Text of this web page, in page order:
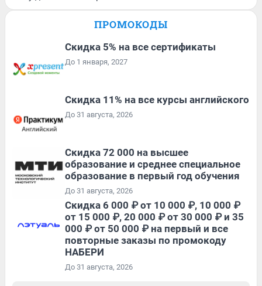
ПРОМОКОДЫ
Скидка 5% на все сертификаты
До 1 января, 2027
Скидка 11% на все курсы английского
До 31 августа, 2026
Скидка 72 000 на высшее
образование и среднее специальное
образование в первый год обучения
До 31 августа, 2026
Скидка 6 000 ₽ от 10 000 ₽, 10 000 ₽
от 15 000 ₽, 20 000 ₽ от 30 000 ₽ и 35
000 ₽ от 50 000 ₽ на первый и все
повторные заказы по промокоду
НАБЕРИ
До 31 августа, 2026